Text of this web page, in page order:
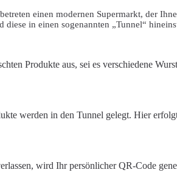
einen modernen Supermarkt, der
diese in einen sogenannten „Tunnel“
Produkte aus, sei es verschiedene
werden in den Tunnel gelegt. Hier
wird Ihr persönlicher QR-Code